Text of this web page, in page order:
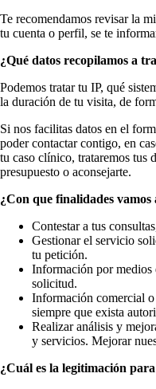
Te recomendamos revisar la
tu cuenta o perfil, se te
¿Qué datos recopilamos a
Podemos tratar tu IP, qué
la duración de tu visita, de
Si nos facilitas datos en el
poder contactar contigo, en
tu caso clínico, trataremos tus
presupuesto o aconsejarte.
¿Con que finalidades
Contestar a tus
Gestionar el servicio
tu petición.
Información por medios
solicitud.
Información comercial
siempre que exista
Realizar análisis y
y servicios. Mejorar
¿Cuál es la legitimación